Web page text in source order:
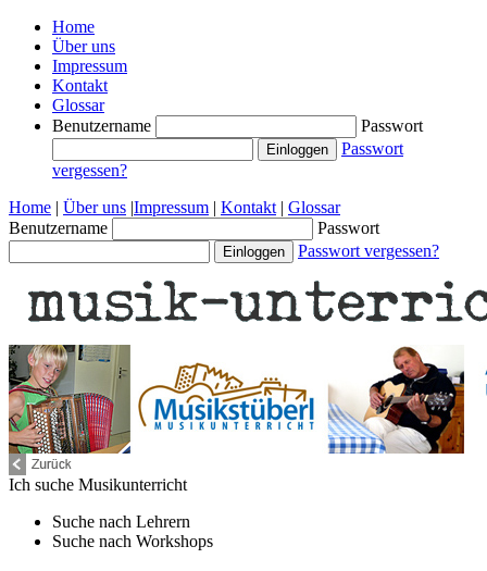
Home
Über uns
Impressum
Kontakt
Glossar
Benutzername
Passwort
Passwort
vergessen?
Home | Über uns |Impressum | Kontakt | Glossar
Benutzername
Passwort
Passwort vergessen?
Ich suche Musikunterricht
Suche nach Lehrern
Suche nach Workshops